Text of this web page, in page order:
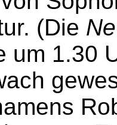
(Die
um 1.30